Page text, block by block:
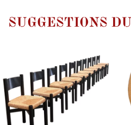
SUGGESTIONS